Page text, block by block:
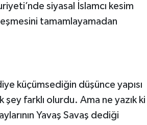
siyasal İslamcı kesim
tamamlayamadan
küçümsediğin düşünce yapısı
farklı olurdu. Ama ne yazık ki
Yavaş Savaş dediği